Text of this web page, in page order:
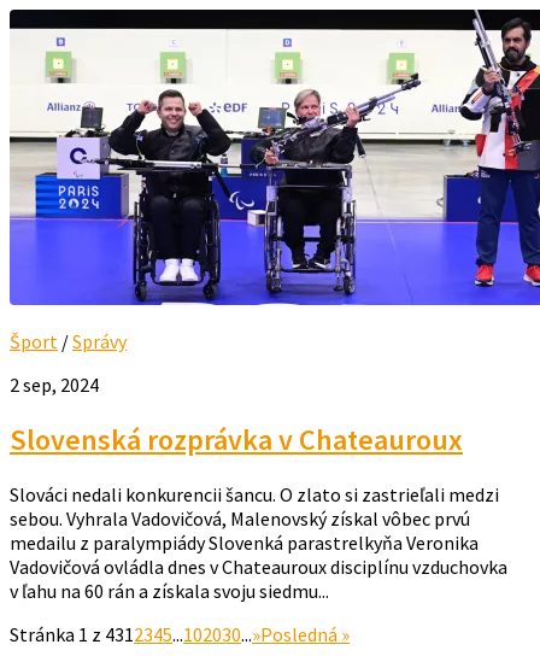
Šport /Správy
2 sep, 2024
Slovenská rozprávka v Chateauroux
Slováci nedali konkurencii šancu. O zlato si zastrieľali medzi
sebou. Vyhrala Vadovičová, Malenovský získal vôbec prvú
medailu z paralympiády Slovenká parastrelkyňa Veronika
Vadovičová ovládla dnes v Chateauroux disciplínu vzduchovka
v ľahu na 60 rán a získala svoju siedmu...
Stránka 1 z 4312345...102030...»Posledná »